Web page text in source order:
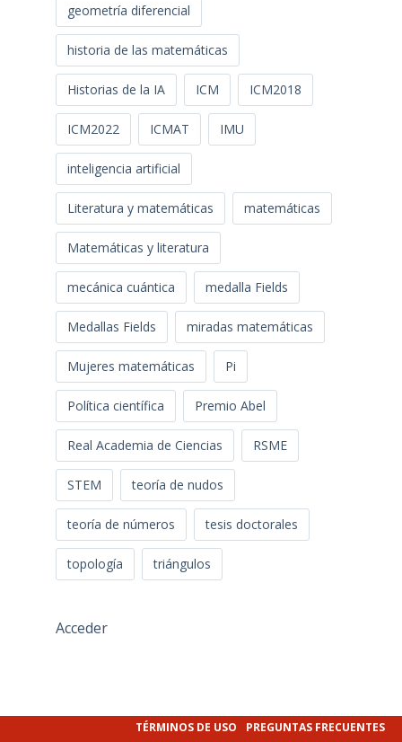
geometría diferencial
historia de las matemáticas
Historias de la IA ICM ICM2018
ICM2022 ICMAT IMU
inteligencia artificial
Literatura y matemáticas matemáticas
Matemáticas y literatura
mecánica cuántica medalla Fields
Medallas Fields miradas matemáticas
Mujeres matemáticas Pi
Política científica Premio Abel
Real Academia de Ciencias RSME
STEM teoría de nudos
teoría de números tesis doctorales
topología triángulos
Acceder
TÉRMINOS DE USO PREGUNTAS FRECUENTES